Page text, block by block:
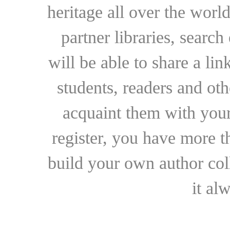
heritage all over the
partner libraries,
will be able to share a
students, readers and
acquaint them with
register, you have more
build your own author
it